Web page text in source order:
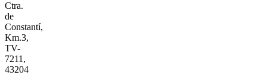
Ctra.
de
Constantí,
Km.3,
TV-
7211,
43204